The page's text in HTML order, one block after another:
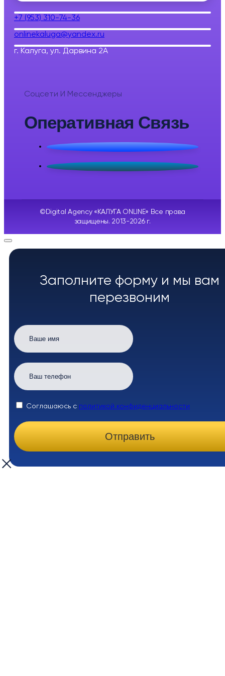
+7 (953) 310-74-36
onlinekaluga@yandex.ru
г. Калуга, ул. Дарвина 2А
Соцсети И Мессенджеры
Оперативная Связь
©Digital Agency «КАЛУГА ONLINE» Все права
защищены. 2013-2026 г.
Заполните форму и мы вам
перезвоним
Соглашаюсь с политикой конфиденциальности
Отправить